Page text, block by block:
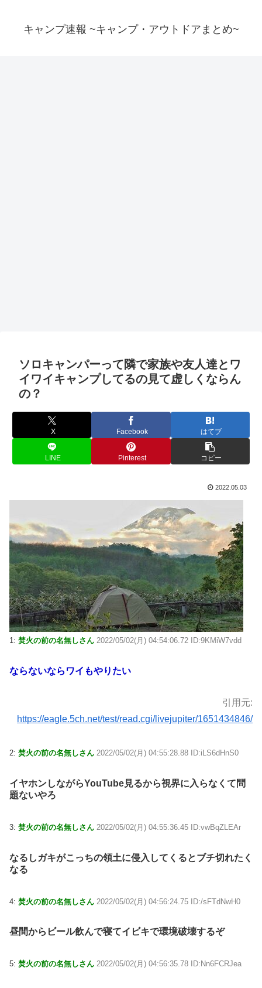
キャンプ速報 ~キャンプ・アウトドアまとめ~
ソロキャンパーって隣で家族や友人達とワ
イワイキャンプしてるの見て虚しくならん
の？
X Facebook はてブ
LINE Pinterest コピー
2022.05.03
1: 焚火の前の名無しさん 2022/05/02(月) 04:54:06.72 ID:9KMiW7vdd
ならないならワイもやりたい
引用元:
https://eagle.5ch.net/test/read.cgi/livejupiter/1651434846/
2: 焚火の前の名無しさん 2022/05/02(月) 04:55:28.88 ID:iLS6dHnS0
イヤホンしながらYouTube見るから視界に入らなくて問
題ないやろ
3: 焚火の前の名無しさん 2022/05/02(月) 04:55:36.45 ID:vwBqZLEAr
なるしガキがこっちの領土に侵入してくるとブチ切れたく
なる
4: 焚火の前の名無しさん 2022/05/02(月) 04:56:24.75 ID:/sFTdNwH0
昼間からビール飲んで寝てイビキで環境破壊するぞ
5: 焚火の前の名無しさん 2022/05/02(月) 04:56:35.78 ID:Nn6FCRJea